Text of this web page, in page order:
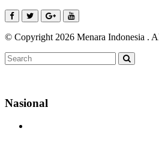
© Copyright 2026 Menara Indonesia .
Nasional